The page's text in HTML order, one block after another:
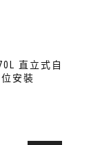
直立式自
安裝